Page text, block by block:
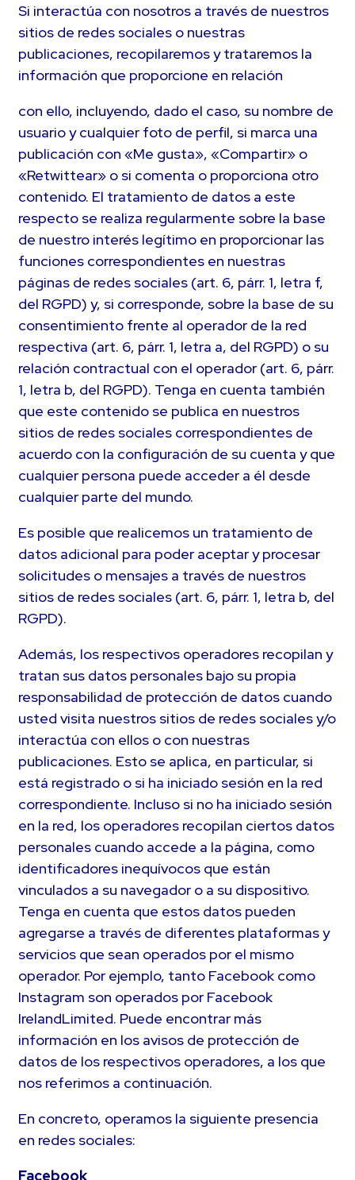
Si interactúa con nosotros a través de nuestros
sitios de redes sociales o nuestras
publicaciones, recopilaremos y trataremos la
información que proporcione en relación
con ello, incluyendo, dado el caso, su nombre de
usuario y cualquier foto de perfil, si marca una
publicación con «Me gusta», «Compartir» o
«Retwittear» o si comenta o proporciona otro
contenido. El tratamiento de datos a este
respecto se realiza regularmente sobre la base
de nuestro interés legítimo en proporcionar las
funciones correspondientes en nuestras
páginas de redes sociales (art. 6, párr. 1, letra f,
del RGPD) y, si corresponde, sobre la base de su
consentimiento frente al operador de la red
respectiva (art. 6, párr. 1, letra a, del RGPD) o su
relación contractual con el operador (art. 6, párr.
1, letra b, del RGPD). Tenga en cuenta también
que este contenido se publica en nuestros
sitios de redes sociales correspondientes de
acuerdo con la configuración de su cuenta y que
cualquier persona puede acceder a él desde
cualquier parte del mundo.
Es posible que realicemos un tratamiento de
datos adicional para poder aceptar y procesar
solicitudes o mensajes a través de nuestros
sitios de redes sociales (art. 6, párr. 1, letra b, del
RGPD).
Además, los respectivos operadores recopilan y
tratan sus datos personales bajo su propia
responsabilidad de protección de datos cuando
usted visita nuestros sitios de redes sociales y/o
interactúa con ellos o con nuestras
publicaciones. Esto se aplica, en particular, si
está registrado o si ha iniciado sesión en la red
correspondiente. Incluso si no ha iniciado sesión
en la red, los operadores recopilan ciertos datos
personales cuando accede a la página, como
identificadores inequívocos que están
vinculados a su navegador o a su dispositivo.
Tenga en cuenta que estos datos pueden
agregarse a través de diferentes plataformas y
servicios que sean operados por el mismo
operador. Por ejemplo, tanto Facebook como
Instagram son operados por Facebook
IrelandLimited. Puede encontrar más
información en los avisos de protección de
datos de los respectivos operadores, a los que
nos referimos a continuación.
En concreto, operamos la siguiente presencia
en redes sociales:
Facebook